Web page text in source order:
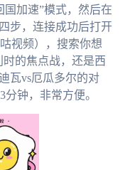
国加速”模式，然后在
步，连接成功后打开
视频），搜索你想
的焦点战，还是西
瓦vs厄瓜多尔的对
钟，非常方便。